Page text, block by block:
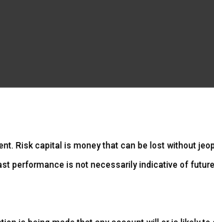
Risk capital is money that can be lost without
performance is not necessarily indicative of